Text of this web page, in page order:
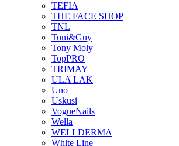
TEFIA
THE FACE SHOP
TNL
Toni&Guy
Tony Moly
TopPRO
TRIMAY
ULA LAK
Uno
Uskusi
VogueNails
Wella
WELLDERMA
White Line